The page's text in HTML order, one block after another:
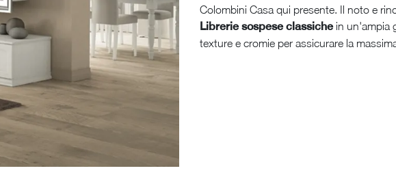
Colombini Casa qui presente. Il noto e
Librerie sospese classichein un'ampia
texture e cromie per assicurare la